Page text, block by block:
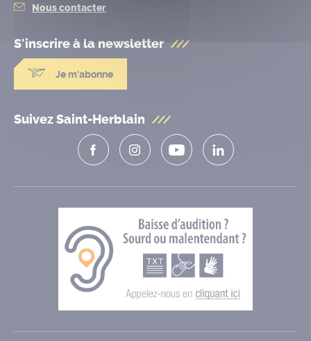
Nous contacter
S'inscrire à la newsletter
Je m'abonne
Suivez Saint-Herblain